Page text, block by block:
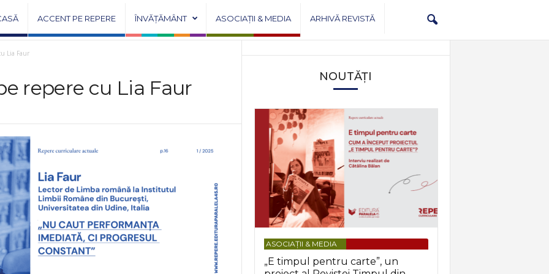
ACCENT PE REPERE ÎNVĂȚĂMÂNT ASOCIAȚII & MEDIA ARHIVĂ REVISTĂ
Lia Faur
repere cu Lia Faur NOUTĂȚI
ASOCIAȚII & MEDIA
„E timpul pentru carte”, un